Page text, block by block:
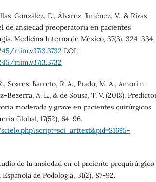
González, D., Álvarez-Jiménez, V., & Rivas-
de ansiedad preoperatoria en pacientes
Medicina Interna de México, 37(3), 324–334.
mim.v37i3.3732 DOI:
mim.v37i3.3732
Soares-Barreto, R. A., Prado, M. A., Amorim-
Bezerra, A. L., & de Sousa, T. V. (2018).
moderada y grave en pacientes quirúrgicos
Global, 17(52), 64–96.
de la ansiedad en el paciente prequirúrgico
de Podología, 31(2), 87–92.